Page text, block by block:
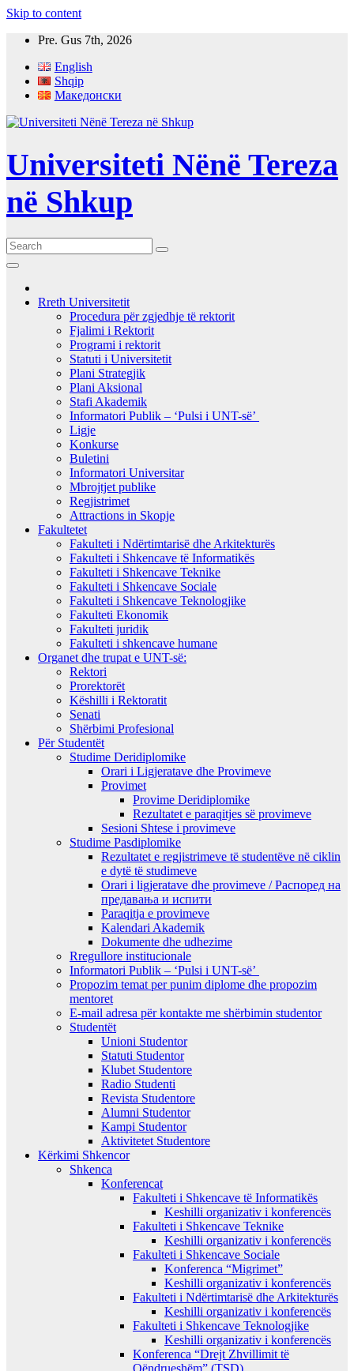
Skip to content
Pre. Gus 7th, 2026
English
Shqip
Македонски
Universiteti Nënë Tereza
në Shkup
Rreth Universitetit
Procedura për zgjedhje të rektorit
Fjalimi i Rektorit
Programi i rektorit
Statuti i Universitetit
Plani Strategjik
Plani Aksional
Stafi Akademik
Informatori Publik – ‘Pulsi i UNT-së’
Ligje
Konkurse
Buletini
Informatori Universitar
Mbrojtjet publike
Regjistrimet
Attractions in Skopje
Fakultetet
Fakulteti i Ndërtimtarisë dhe Arkitekturës
Fakulteti i Shkencave të Informatikës
Fakulteti i Shkencave Teknike
Fakulteti i Shkencave Sociale
Fakulteti i Shkencave Teknologjike
Fakulteti Ekonomik
Fakulteti juridik
Fakulteti i shkencave humane
Organet dhe trupat e UNT-së:
Rektori
Prorektorët
Këshilli i Rektoratit
Senati
Shërbimi Profesional
Për Studentët
Studime Deridiplomike
Orari i Ligjeratave dhe Provimeve
Provimet
Provime Deridiplomike
Rezultatet e paraqitjes së provimeve
Sesioni Shtese i provimeve
Studime Pasdiplomike
Rezultatet e regjistrimeve të studentëve në ciklin
e dytë të studimeve
Orari i ligjeratave dhe provimeve / Распоред на
предавањa и испити
Paraqitja e provimeve
Kalendari Akademik
Dokumente dhe udhezime
Rregullore institucionale
Informatori Publik – ‘Pulsi i UNT-së’
Propozim temat per punim diplome dhe propozim
mentoret
E-mail adresa për kontakte me shërbimin studentor
Studentët
Unioni Studentor
Statuti Studentor
Klubet Studentore
Radio Studenti
Revista Studentore
Alumni Studentor
Kampi Studentor
Aktivitetet Studentore
Kërkimi Shkencor
Shkenca
Konferencat
Fakulteti i Shkencave të Informatikës
Keshilli organizativ i konferencës
Fakulteti i Shkencave Teknike
Keshilli organizativ i konferencës
Fakulteti i Shkencave Sociale
Konferenca “Migrimet”
Keshilli organizativ i konferencës
Fakulteti i Ndërtimtarisë dhe Arkitekturës
Keshilli organizativ i konferencës
Fakulteti i Shkencave Teknologjike
Keshilli organizativ i konferencës
Konferenca “Drejt Zhvillimit të
Qëndrueshëm” (TSD)